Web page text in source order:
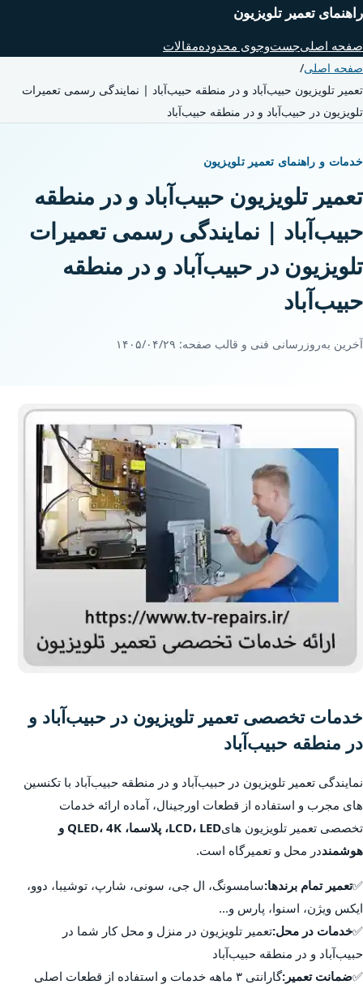
راهنمای تعمیر تلویزیون
صفحه اصلیجست‌وجوی محدودهمقالات
صفحه اصلی/
تعمیر تلویزیون حبیب‌آباد و در منطقه حبیب‌آباد | نمایندگی رسمی تعمیرات
تلویزیون در حبیب‌آباد و در منطقه حبیب‌آباد
خدمات و راهنمای تعمیر تلویزیون
تعمیر تلویزیون حبیب‌آباد و در منطقه
حبیب‌آباد | نمایندگی رسمی تعمیرات
تلویزیون در حبیب‌آباد و در منطقه
حبیب‌آباد
آخرین به‌روزرسانی فنی و قالب صفحه: ۱۴۰۵/۰۴/۲۹
خدمات تخصصی تعمیر تلویزیون در حبیب‌آباد و
در منطقه حبیب‌آباد
نمایندگی تعمیر تلویزیون در حبیب‌آباد و در منطقه حبیب‌آباد با تکنسین
های مجرب و استفاده از قطعات اورجینال، آماده ارائه خدمات
تخصصی تعمیر تلویزیون های
LCD، LED، پلاسما، QLED، 4K و
هوشمنددر محل و تعمیرگاه است.
✅تعمیر تمام برندها:سامسونگ، ال جی، سونی، شارپ، توشیبا، دوو،
ایکس ویژن، اسنوا، پارس و...
✅خدمات در محل:تعمیر تلویزیون در منزل و محل کار شما در
حبیب‌آباد و در منطقه حبیب‌آباد
✅ضمانت تعمیر:گارانتی ۳ ماهه خدمات و استفاده از قطعات اصلی